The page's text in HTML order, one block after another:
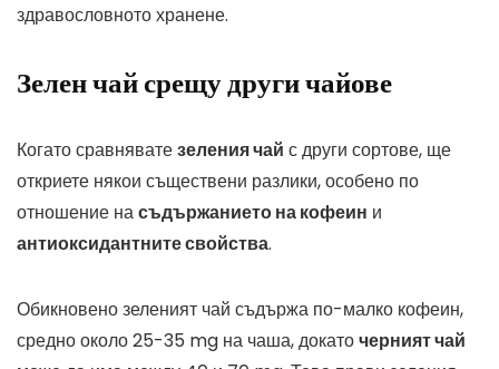
здравословното хранене.
Зелен чай срещу други чайове
Когато сравняватезеления чай с други сортове, ще
откриете някои съществени разлики, особено по
отношение насъдържанието на кофеин и
антиоксидантните свойства.
Обикновено зеленият чай съдържа по-малко кофеин,
средно около 25-35 mg на чаша, докаточерният чай